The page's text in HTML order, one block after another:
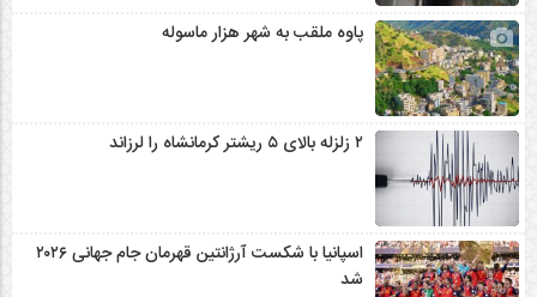
پاوه ملقب به شهر هزار ماسوله
۲ زلزله‌ بالای ۵ ریشتر کرمانشاه را لرزاند
اسپانیا با شکست آرژانتین قهرمان جام جهانی ۲۰۲۶
شد